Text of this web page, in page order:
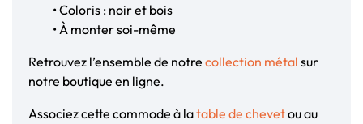
• Coloris : noir et bois
• À monter soi-même
Retrouvez l’ensemble de notre collection métal sur
notre boutique en ligne.
Associez cette commode à latable de chevetou au